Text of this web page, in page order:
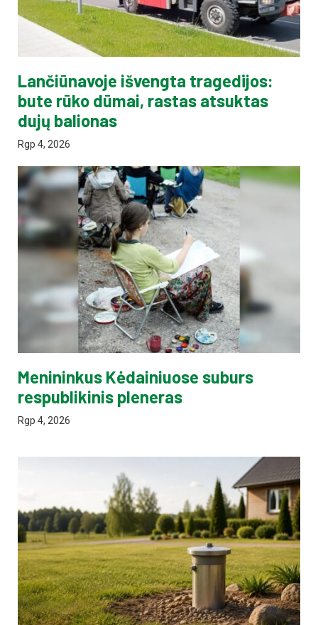
Lančiūnavoje išvengta tragedijos:
bute rūko dūmai, rastas atsuktas
dujų balionas
Rgp 4, 2026
Menininkus Kėdainiuose suburs
respublikinis pleneras
Rgp 4, 2026